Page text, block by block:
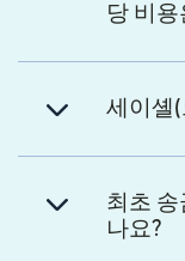
당 비
세이셸
최초 송
나요?